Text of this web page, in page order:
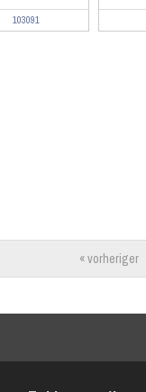
103091
« vorheriger